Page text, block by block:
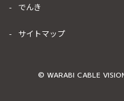
でんき
サイトマップ
© WARABI CABLE